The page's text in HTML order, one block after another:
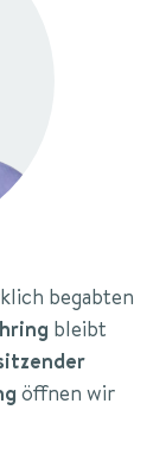
begabten
bleibt
öffnen wir